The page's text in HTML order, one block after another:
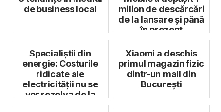
de business local
milion de descărcări
de la lansare și până
în prezent
Specialiștii din
energie: Costurile
ridicate ale
electricității nu se
vor rezolva de la
Xiaomi a deschis
primul magazin fizic
dintr-un mall din
București